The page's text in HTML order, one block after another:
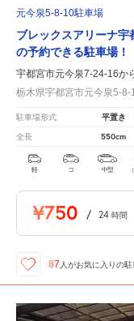
元今泉5-8-10駐車場
ブレックスアリーナ宇
の予約できる駐車場！
宇都宮市元今泉7-24-16か
栃木県宇都宮市元今泉5-8-
駐車場形式 平置き
全長 550cm
軽 コ 中型
¥750 / 24 時間
87 人がお気に入りの駐